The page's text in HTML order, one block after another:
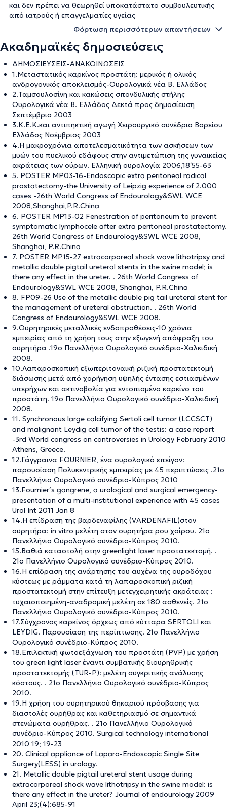
και δεν πρέπει να θεωρηθεί υποκατάστατο συμβουλευτικής
από ιατρούς ή επαγγελματίες υγείας
Φόρτωση περισσότερων απαντήσεων
Ακαδημαϊκές δημοσιεύσεις
ΔΗΜΟΣΙΕΥΣΕΙΣ-ΑΝΑΚΟΙΝΩΣΕΙΣ
1.Μεταστατικός καρκίνος προστάτη: μερικός ή ολικός
ανδρογονικός αποκλεισμός-Ουρολογικά νέα Β. Ελλάδος
2.Ταμσουλοσίνη και κακώσεις σπονδυλικής στήλης
Ουρολογικά νέα Β. Ελλάδος Δεκτά προς δημοσίευση
Σεπτέμβριο 2003
3.Κ.Ε.Κ.και αντιπηκτική αγωγή Χειρουργικό συνέδριο Βορείου
Ελλάδος Νοέμβριος 2003
4.Η μακροχρόνια αποτελεσματικότητα των ασκήσεων των
μυών του πυελικού εδάφους στην αντιμετώπιση της γυναικείας
ακράτειας των ούρων. Ελληνική ουρολογία 2006,18΄55-63
5. POSTER MP03-16-Endoscopic extra peritoneal radical
prostatectomy-the University of Leipzig experience of 2.000
cases -26th World Congress of Endourology&SWL WCE
2008,Shanghai,P.R.China
6. POSTER MP13-02 Fenestration of peritoneum to prevent
symptomatic lymphocele after extra peritoneal prostatectomy.
26th World Congress of Endourology&SWL WCE 2008,
Shanghai, P.R.China
7. POSTER MP15-27 extracorporeal shock wave lithotripsy and
metallic double pigtail ureteral stents in the swine model; is
there any effect in the ureter. . 26th World Congress of
Endourology&SWL WCE 2008, Shanghai, P.R.China
8. FP09-26 Use of the metallic double pig tail ureteral stent for
the management of ureteral obstruction. . 26th World
Congress of Endourology&SWL WCE 2008.
9.Ουρητηρικές μεταλλικές ενδοπροθέσεις-10 χρόνια
εμπειρίας από τη χρήση τους στην εξωγενή απόφραξη του
ουρητήρα .19ο Πανελλήνιο Ουρολογικό συνέδριο-Χαλκιδική
2008.
10.Λαπαροσκοπική εξωπεριτοναική ριζική προστατεκτομή
διάσωσης μετά από χορήγηση υψηλής έντασης εστιασμένων
υπερήχων και ακτινοβολία για εντοπισμένο καρκίνο του
προστάτη. 19ο Πανελλήνιο Ουρολογικό συνέδριο-Χαλκιδική
2008.
11. Synchronous large calcifying Sertoli cell tumor (LCCSCT)
and malignant Leydig cell tumor of the testis: a case report
-3rd World congress on controversies in Urology February 2010
Athens, Greece.
12.Γάγγραινα FOURNIER, ένα ουρολογικό επείγον:
παρουσίαση Πολυκεντρικής εμπειρίας με 45 περιπτώσεις .21ο
Πανελλήνιο Ουρολογικό συνέδριο-Κύπρος 2010
13.Fournier’s gangrene, a urological and surgical emergency-
presentation of a multi-institutional experience with 45 cases
Urol Int 2011 Jan 8
14.Η επίδραση της βαρδεναφίλης (VARDENAFIL)στον
ουρητήρα: in vitro μελέτη στον ουρητήρα ρου χοίρου. 21ο
Πανελλήνιο Ουρολογικό συνέδριο-Κύπρος 2010.
15.Βαθιά καταστολή στην greenlight laser προστατεκτομή. .
21ο Πανελλήνιο Ουρολογικό συνέδριο-Κύπρος 2010.
16.Η επίδραση της ανάρτησης του αυχένα της ουροδόχου
κύστεως με ράμματα κατά τη λαπαροσκοπική ριζική
προστατεκτομή στην επίτευξη μετεγχειρητικής ακράτειας :
τυχαιοποιημένη-αναδρομική μελέτη σε 180 ασθενείς. 21ο
Πανελλήνιο Ουρολογικό συνέδριο-Κύπρος 2010.
17.Σύγχρονος καρκίνος όρχεως από κύτταρα SERTOLI και
LEYDIG. Παρουσίαση της περίπτωσης. 21ο Πανελλήνιο
Ουρολογικό συνέδριο-Κύπρος 2010.
18.Επιλεκτική φωτοεξάχνωση του προστάτη (PVP) με χρήση
του green light laser έναντι συμβατικής διουρηθρικής
προστατεκτομής (TUR-P): μελέτη συγκριτικής ανάλυσης
κόστους. . 21ο Πανελλήνιο Ουρολογικό συνέδριο-Κύπρος
2010.
19.Η χρήση του ουρητηρικού θηκαριού πρόσβασης για
διαστολές ουρήθρας και καθετηριασμό σε σημαντικά
στενώματα ουρήθρας. . 21ο Πανελλήνιο Ουρολογικό
συνέδριο-Κύπρος 2010. Surgical technology international
2010 19; 19-23
20. Clinical appliance of Laparo-Endoscopic Single Site
Surgery(LESS) in urology.
21. Metallic double pigtail ureteral stent usage during
extracorporeal shock wave lithotripsy in the swine model: is
there any effect in the ureter? Journal of endourology 2009
April 23;(4):685-91